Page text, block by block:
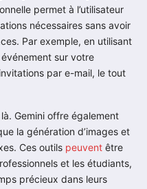
permet à l’utilisateur
nécessaires sans avoir
Par exemple, en utilisant
sur votre
par e-mail, le tout
Gemini offre également
la génération d’images et
Ces outils peuvent être
et les étudiants,
précieux dans leurs